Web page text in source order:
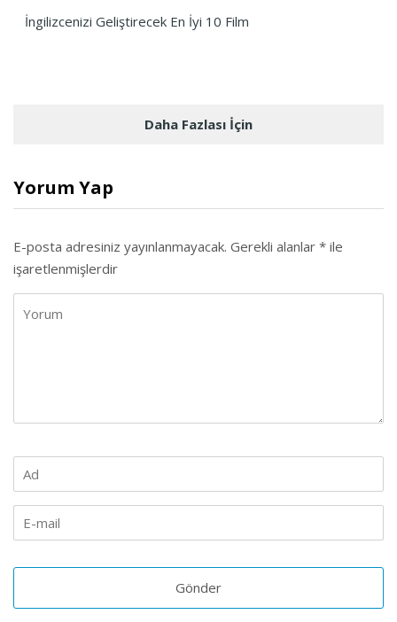
İngilizcenizi Geliştirecek En İyi 10 Film
Daha Fazlası İçin
Yorum Yap
E-posta adresiniz yayınlanmayacak. Gerekli alanlar * ile
işaretlenmişlerdir